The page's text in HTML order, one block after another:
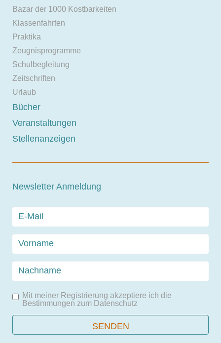
Bazar der 1000 Kostbarkeiten
Klassenfahrten
Praktika
Zeugnisprogramme
Schulbegleitung
Zeitschriften
Urlaub
Bücher
Veranstaltungen
Stellenanzeigen
Newsletter Anmeldung
Mit meiner Registrierung akzeptiere ich die
Bestimmungen zum Datenschutz